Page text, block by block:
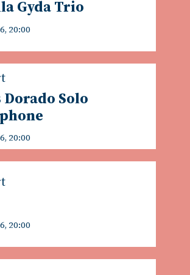
Gyda Trio
20:00
Dorado Solo
20:00
20:00